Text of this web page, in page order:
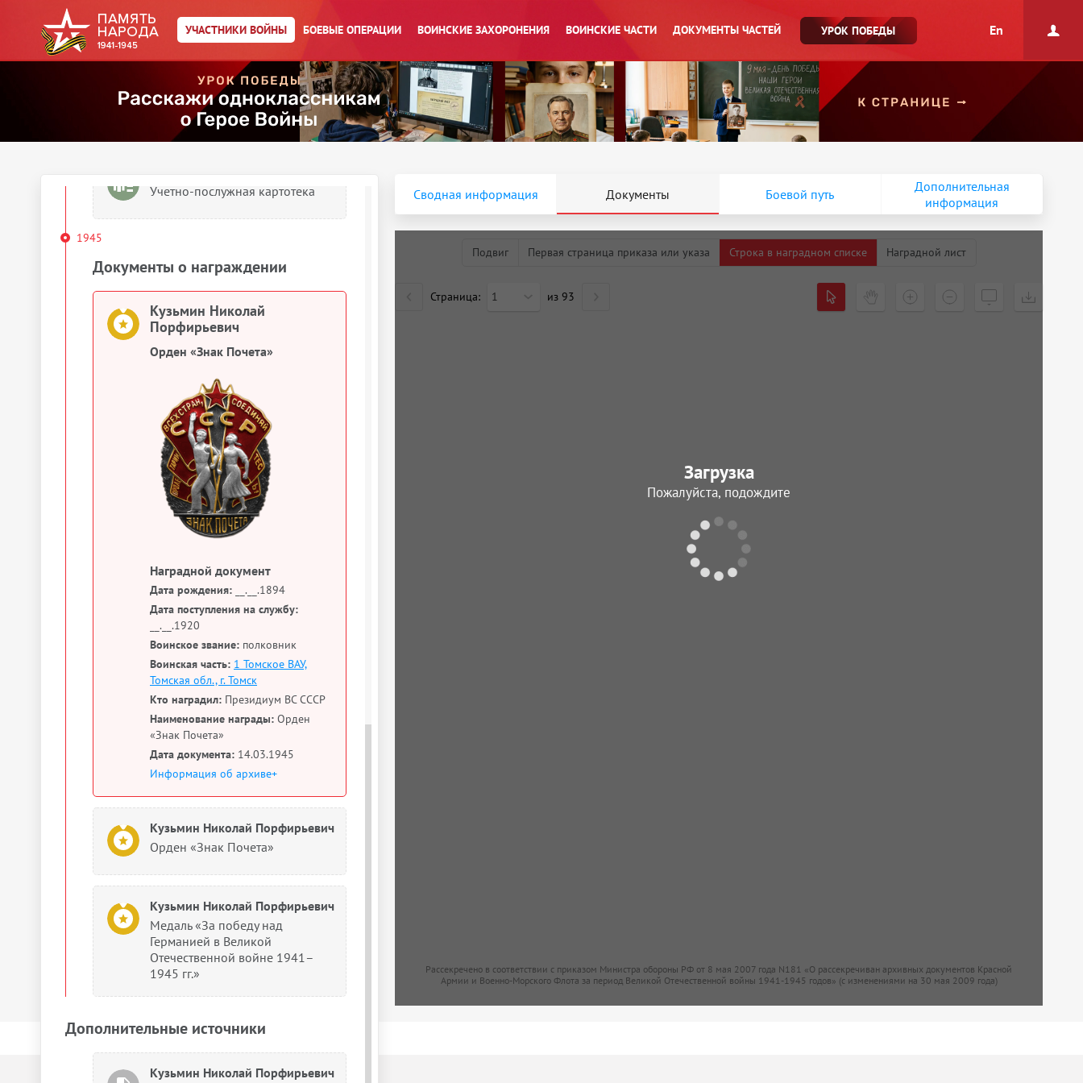
УЧАСТНИКИ ВОЙНЫ БОЕВЫЕ ОПЕРАЦИИ ВОИНСКИЕ ЗАХОРОНЕНИЯ ВОИНСКИЕ ЧАСТИ ДОКУМЕНТЫ ЧАСТЕЙ УРОК ПОБЕДЫ En
Кузьмин Николай Порфирьевич
Сведения о личном составе
Учетно-послужная картотека
1945
Документы о награждении
Кузьмин Николай
Порфирьевич
Орден «Знак Почета»
Наградной документ
Дата рождения: __.__.1894
Дата поступления на службу:
__.__.1920
Воинское звание: полковник
Воинская часть: 1 Томское ВАУ,
Томская обл., г. Томск
Кто наградил: Президиум ВС СССР
Наименование награды: Орден
«Знак Почета»
Дата документа: 14.03.1945
Информация об архиве+
Кузьмин Николай Порфирьевич
Орден «Знак Почета»
Кузьмин Николай Порфирьевич
Медаль «За победу над
Германией в Великой
Отечественной войне 1941–
1945 гг.»
Дополнительные источники
Кузьмин Николай Порфирьевич
Сводная информация Документы Боевой путь
Дополнительная
информация
Подвиг Первая страница приказа или указа Строка в наградном списке Наградной лист
Страница: 1 из 93
Рассекречено в соответствии с приказом Министра обороны РФ от 8 мая 2007 года N181 «О рассекречиван архивных документов Красной
Армии и Военно-Морского Флота за период Великой Отечественной войны 1941-1945 годов» (с изменениями на 30 мая 2009 года)
Загрузка
Пожалуйста, подождите